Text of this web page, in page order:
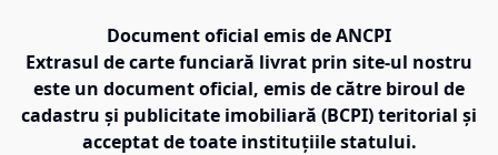
Document oficial emis de ANCPI
Extrasul de carte funciară livrat prin site-ul nostru
este un document oficial, emis de către biroul de
cadastru și publicitate imobiliară (BCPI) teritorial și
acceptat de toate instituțiile statului.